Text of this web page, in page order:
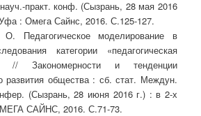
практ. конф. (Сызрань, 28 мая 2016
: Омега Сайнс, 2016. С.125-127.
Педагогическое моделирование в
категории «педагогическая
// Закономерности и тенденции
развития общества : сб. стат. Междун.
(Сызрань, 28 июня 2016 г.) : в 2-х
САЙНС, 2016. С.71-73.